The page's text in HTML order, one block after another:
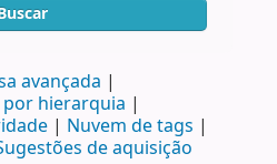
avançada
por hierarquia
Nuvem de tags
de aquisição